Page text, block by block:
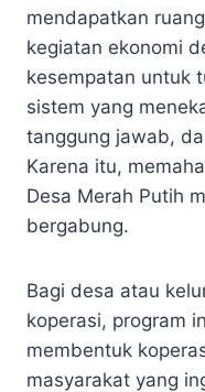
mendapatkan
kegiatan ekonomi
kesempatan untuk
sistem yang
tanggung jawab,
Karena itu,
Desa Merah Putih
bergabung.
Bagi desa atau
koperasi, program
membentuk
masyarakat yang